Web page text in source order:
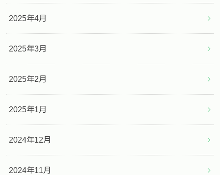
2025年4月
2025年3月
2025年2月
2025年1月
2024年12月
2024年11月